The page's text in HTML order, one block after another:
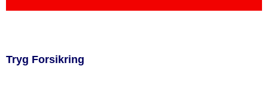
Tryg Forsikring